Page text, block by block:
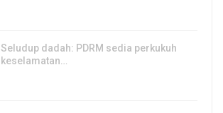
Seludup dadah: PDRM sedia perkukuh
keselamatan…